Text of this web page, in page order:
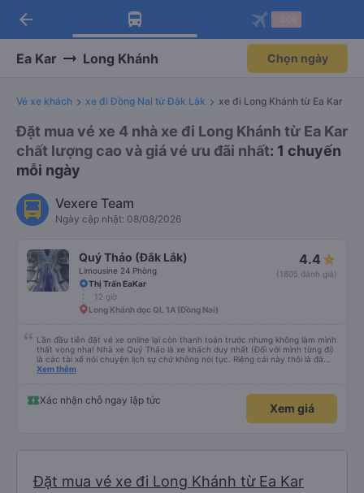
Tải app Vexere ngay!
Nhận ưu đãi thành viên độc
Mở app
Tải app Vexere
-30k/ghế khi đặt vé máy bay qua
Mở app
arrow_back
Ea Kar Long Khánh Chọn ngày
Vé xe khách xe đi Đồng Nai từ Đắk Lắk xe đi Long Khánh từ Ea Kar
Đặt mua vé xe 4 nhà xe đi Long Khánh từ Ea Kar
chất lượng cao và giá vé ưu đãi nhất: 1 chuyến
mỗi ngày
Vexere Team
Ngày cập nhật: 08/08/2026
Quý Thảo (Đắk Lắk)
Limousine 24 Phòng
4.4
(1805 đánh giá)
Thị Trấn EaKar
12 giờ
Long Khánh dọc QL 1A (Đồng Nai)
Lần đầu tiên đặt vé xe online lại còn thanh toán trước nhưng không làm mình
thất vọng nha! Nhà xe Quý Thảo là xe khách duy nhất (Đối với mình từng đi)
là các tài xế nói chuyện lịch sự chứ không nói tục. Riêng cái này thôi là đã
đánh giá 5 sao rồi. Chú tài xế còn uống pepsi rất dễ thương chứ không có
Xem thêm
Xác nhận chỗ ngay lập tức
Xem giá
Đặt mua vé xe đi Long Khánh từ Ea Kar